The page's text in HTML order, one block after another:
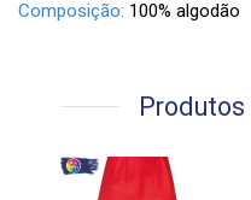
Composição: 100% algodão